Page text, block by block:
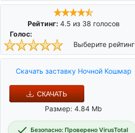
Рейтинг: 4.5 из 38 голосов
Голос:
Выберите рейтинг
Скачать заставку Ночной Кошмар
СКАЧАТЬ
Размер: 4.84 Mb
Безопасно: Проверено VirusTotal